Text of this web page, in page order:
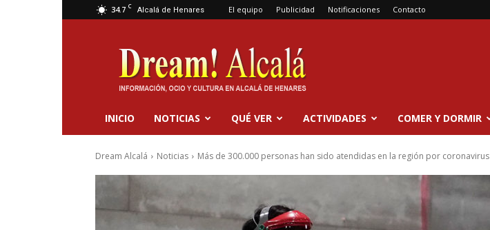
34.7 C Alcalá de Henares El equipo Publicidad Notificaciones Contacto
Dream
Alcalá
INICIO NOTICIAS QUÉ VER ACTIVIDADES COMER Y DORMIR
Dream Alcalá Noticias Más de 300.000 personas han sido atendidas en la región por coronavirus